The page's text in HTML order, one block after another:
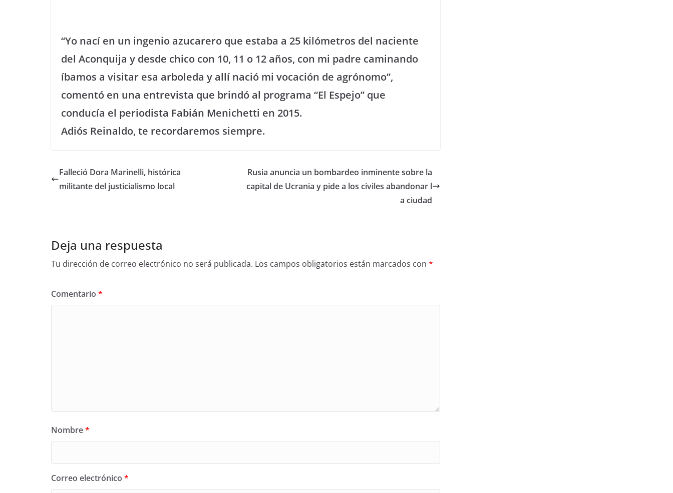
“Yo nací en un ingenio azucarero que estaba a 25 kilómetros del naciente
del Aconquija y desde chico con 10, 11 o 12 años, con mi padre caminando
íbamos a visitar esa arboleda y allí nació mi vocación de agrónomo”,
comentó en una entrevista que brindó al programa “El Espejo” que
conducía el periodista Fabián Menichetti en 2015.
Adiós Reinaldo, te recordaremos siempre.
Falleció Dora Marinelli, histórica
militante del justicialismo local
Rusia anuncia un bombardeo inminente sobre la
capital de Ucrania y pide a los civiles abandonar l
a ciudad
Deja una respuesta
Tu dirección de correo electrónico no será publicada. Los campos obligatorios están marcados con *
Comentario *
Nombre*
Correo electrónico *